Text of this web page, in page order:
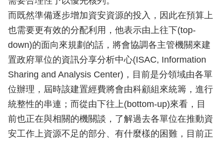
而既然準備逐步增加資安資源的投入，因此在預算上
也需要更有效的分配利用，他表示由上往下(top-
down)的面向來規劃的話，將會協調各主管機關來建
置政府單位的資訊分享分析中心(ISAC, Information
Sharing and Analysis Center)，目前是分領域由各單
位辦理，屆時該建置經費將會由科顧組來統籌，進行
統整性的串連；而從由下往上(bottom-up)來看，目
前也正在與相關的機關談，了解過去各單位在推動資
安工作上資源不足的部分、有什麼樣的困難，目前正